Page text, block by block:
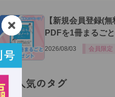
３
【新規会員登録(
PDFを1冊まるご
2026/08/03 会員限定
人気のタグ